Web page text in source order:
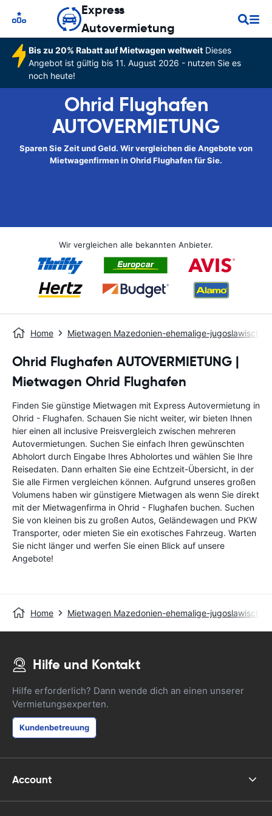
Express
Autovermietung
Bis zu 20% Rabatt auf Mietwagen weltweitDieses
Angebot ist gültig bis 11. August 2026 - nutzen Sie es
noch heute!
Ohrid Flughafen
AUTOVERMIETUNG
Sparen Sie Zeit und Geld. Wir vergleichen die Angebote von
Mietwagenfirmen in Ohrid Flughafen für Sie.
Wir vergleichen alle bekannten Anbieter.
Home Mietwagen Mazedonien-ehemalige-jugoslawische-
Ohrid Flughafen AUTOVERMIETUNG |
Mietwagen Ohrid Flughafen
Finden Sie günstige Mietwagen mit Express Autovermietung in
Ohrid - Flughafen. Schauen Sie nicht weiter, wir bieten Ihnen
hier einen all inclusive Preisvergleich zwischen mehreren
Autovermietungen. Suchen Sie einfach Ihren gewünschten
Abholort durch Eingabe Ihres Abholortes und wählen Sie Ihre
Reisedaten. Dann erhalten Sie eine Echtzeit-Übersicht, in der
Sie alle Firmen vergleichen können. Aufgrund unseres großen
Volumens haben wir günstigere Mietwagen als wenn Sie direkt
mit der Mietwagenfirma in Ohrid - Flughafen buchen. Suchen
Sie von kleinen bis zu großen Autos, Geländewagen und PKW
Transporter, oder mieten Sie ein exotisches Fahrzeug. Warten
Sie nicht länger und werfen Sie einen Blick auf unsere
Angebote!
Home Mietwagen Mazedonien-ehemalige-jugoslawische-
Hilfe und Kontakt
Hilfe erforderlich? Dann wende dich an einen unserer
Vermietungsexperten.
Kundenbetreuung
Account